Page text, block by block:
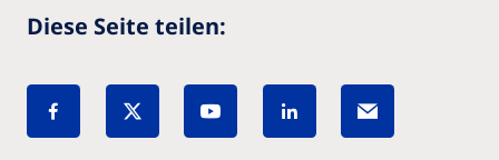
Diese Seite teilen: